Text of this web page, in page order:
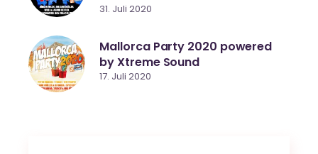
31. Juli 2020
Mallorca Party 2020 powered
by Xtreme Sound
17. Juli 2020